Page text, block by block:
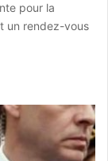
pour la
un rendez-vous